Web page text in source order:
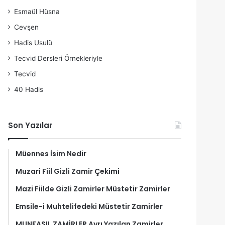
Esmaül Hüsna
Cevşen
Hadis Usulü
Tecvid Dersleri Örnekleriyle
Tecvid
40 Hadis
Son Yazılar
Müennes İsim Nedir
Muzari Fiil Gizli Zamir Çekimi
Mazi Fiilde Gizli Zamirler Müstetir Zamirler
Emsile-i Muhtelifedeki Müstetir Zamirler